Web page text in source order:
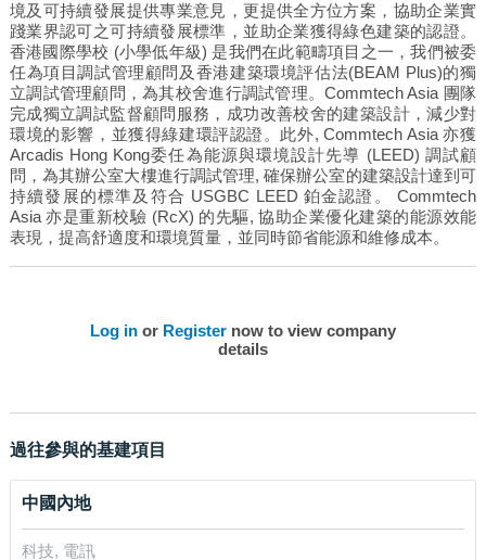
境及可持續發展提供專業意見，更提供全方位方案，協助企業實
踐業界認可之可持續發展標準，並助企業獲得綠色建築的認證。
香港國際學校 (小學低年級) 是我們在此範疇項目之一，我們被委
任為項目調試管理顧問及香港建築環境評估法(BEAM Plus)的獨
立調試管理顧問，為其校舍進行調試管理。Commtech Asia 團隊
完成獨立調試監督顧問服務，成功改善校舍的建築設計，減少對
環境的影響，並獲得綠建環評認證。此外, Commtech Asia 亦獲
Arcadis Hong Kong委任為能源與環境設計先導 (LEED) 調試顧
問，為其辦公室大樓進行調試管理, 確保辦公室的建築設計達到可
持續發展的標準及符合 USGBC LEED 鉑金認證。 Commtech
Asia 亦是重新校驗 (RcX) 的先驅, 協助企業優化建築的能源效能
表現，提高舒適度和環境質量，並同時節省能源和維修成本。
Log in or Register now to view company
details
過往參與的基建項目
中國內地
科技, 電訊